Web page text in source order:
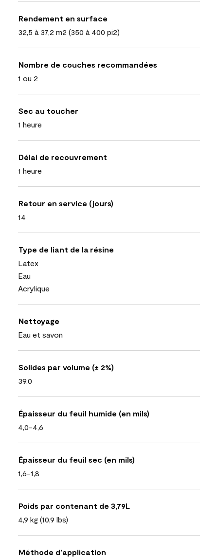
Rendement en surface
32,5 à 37,2 m2 (350 à 400 pi2)
Nombre de couches recommandées
1 ou 2
Sec au toucher
1 heure
Délai de recouvrement
1 heure
Retour en service (jours)
14
Type de liant de la résine
Latex
Eau
Acrylique
Nettoyage
Eau et savon
Solides par volume (± 2%)
39.0
Épaisseur du feuil humide (en mils)
4,0-4,6
Épaisseur du feuil sec (en mils)
1,6-1,8
Poids par contenant de 3,79L
4,9 kg (10,9 lbs)
Méthode d’application